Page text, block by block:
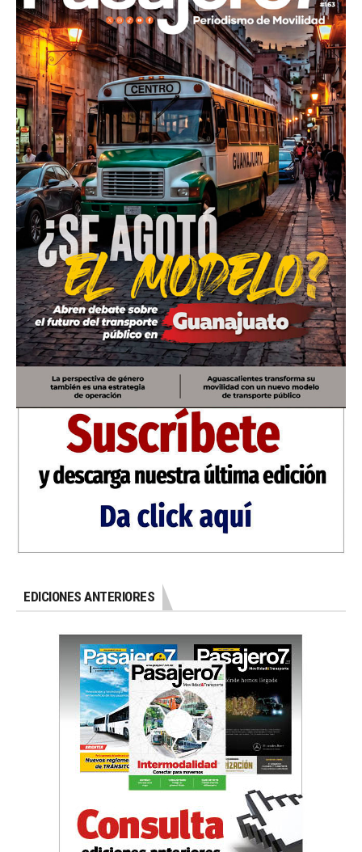
EDICIONES ANTERIORES